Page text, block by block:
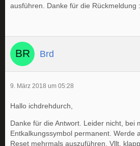
ausführen. Danke für die Rückmeldung
Brd
9. März 2018 um 05:28
Hallo ichdrehdurch,
Danke für die Antwort. Leider nicht, bei
Entkalkungssymbol permanent. Werde
Reset mehrmals auszuführen. Vllt.